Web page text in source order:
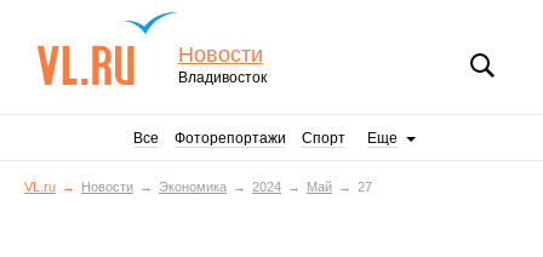
Новости
Владивосток
Все Фоторепортажи Спорт Еще
VL.ru Новости Экономика 2024 Май 27